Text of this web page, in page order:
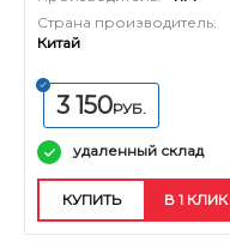
Страна производитель:
Китай
3 150РУБ.
удаленный склад
КУПИТЬ В 1 КЛИК